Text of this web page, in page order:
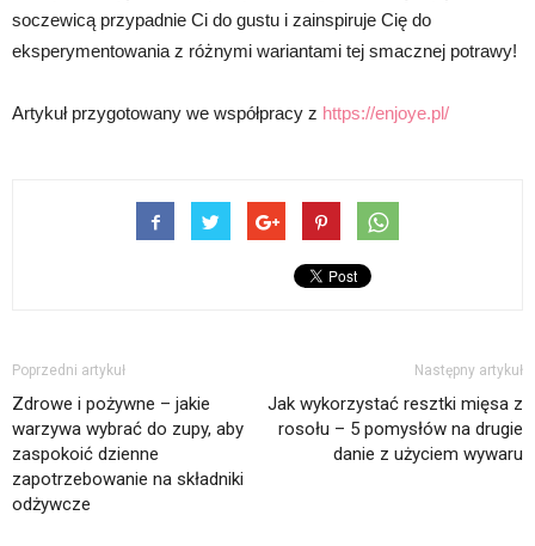
soczewicą przypadnie Ci do gustu i zainspiruje Cię do
eksperymentowania z różnymi wariantami tej smacznej potrawy!
Artykuł przygotowany we współpracy z https://enjoye.pl/
Poprzedni artykuł
Zdrowe i pożywne – jakie
warzywa wybrać do zupy, aby
zaspokoić dzienne
zapotrzebowanie na składniki
odżywcze
Następny artykuł
Jak wykorzystać resztki mięsa z
rosołu – 5 pomysłów na drugie
danie z użyciem wywaru